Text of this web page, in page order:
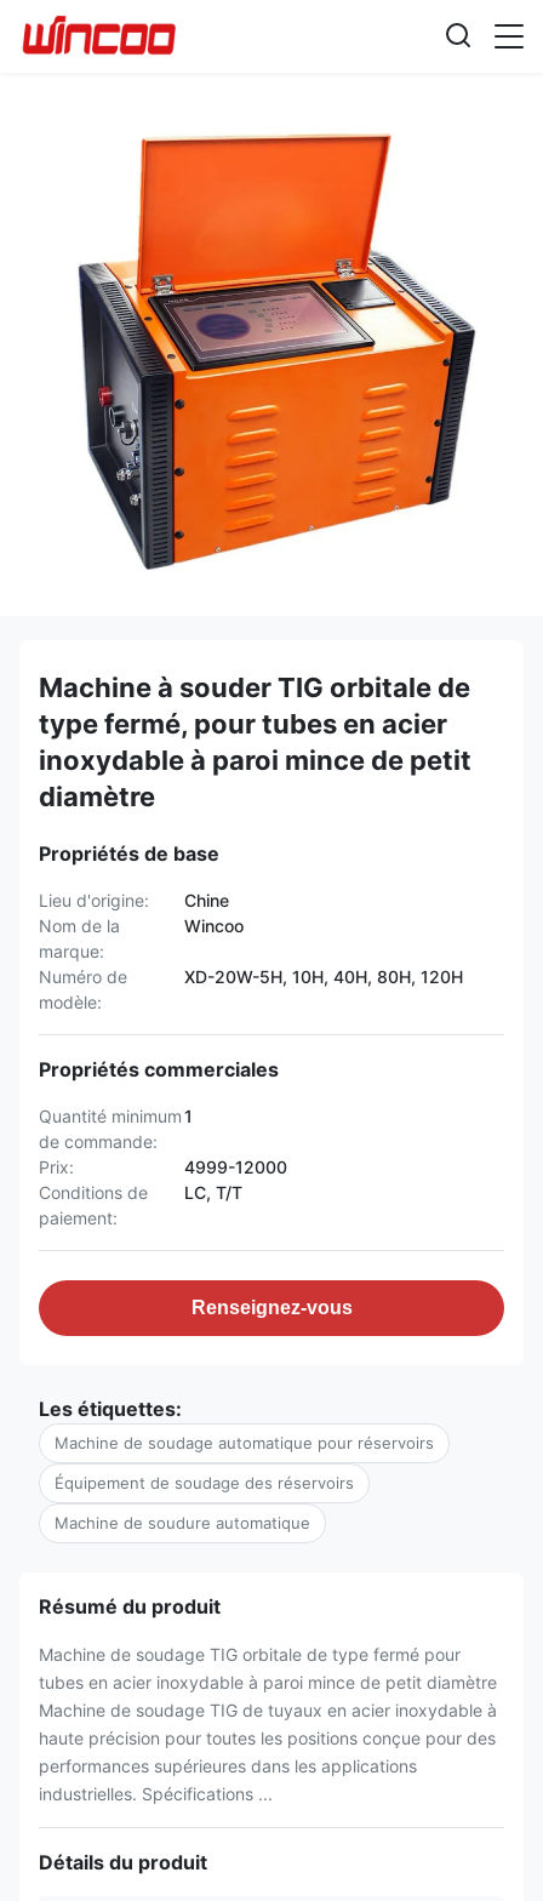
Machine à souder TIG orbitale de
type fermé, pour tubes en acier
inoxydable à paroi mince de petit
diamètre
Propriétés de base
Lieu d'origine:
Chine
Nom de la
marque:
Wincoo
Numéro de
modèle:
XD-20W-5H, 10H, 40H, 80H, 120H
Propriétés commerciales
Quantité minimum
de commande:
1
Prix:
4999-12000
Conditions de
paiement:
LC, T/T
Renseignez-vous
Les étiquettes:
Machine de soudage automatique pour réservoirs
Équipement de soudage des réservoirs
Machine de soudure automatique
Résumé du produit
Machine de soudage TIG orbitale de type fermé pour
tubes en acier inoxydable à paroi mince de petit diamètre
Machine de soudage TIG de tuyaux en acier inoxydable à
haute précision pour toutes les positions conçue pour des
performances supérieures dans les applications
industrielles. Spécifications ...
Détails du produit